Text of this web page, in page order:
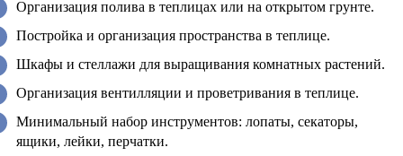
Организация полива в теплицах или на открытом грунте.
Постройка и организация пространства в теплице.
Шкафы и стеллажи для выращивания комнатных растений.
Организация вентилляции и проветривания в теплице.
Минимальный набор инструментов: лопаты, секаторы,
ящики, лейки, перчатки.